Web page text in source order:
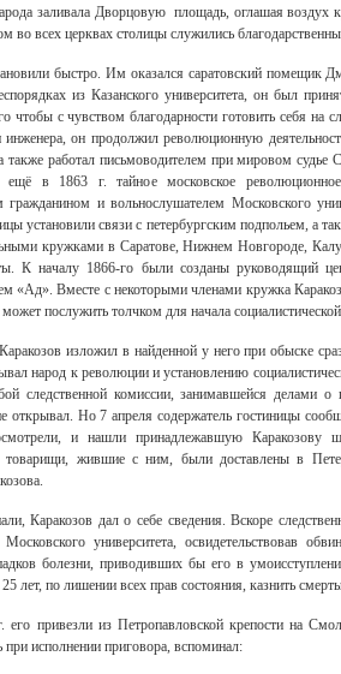
заливала Дворцовую площадь, оглашая воздух
во всех церквах столицы служились
быстро. Им оказался саратовский помещик
из Казанского университета, он был
с чувством благодарности готовить себя на
инженера, он продолжил революционную
работал письмоводителем при мировом судье
ещё в 1863 г. тайное московское
гражданином и вольнослушателем Московского
установили связи с петербургским подпольем, а
кружками в Саратове, Нижнем Новгороде,
К началу 1866-го были созданы руководящий
«Ад». Вместе с некоторыми членами кружка
послужить толчком для начала
изложил в найденной у него при обыске
народ к революции и установлению
следственной комиссии, занимавшейся делами о
открывал. Но 7 апреля содержатель гостиницы
и нашли принадлежавшую Каракозову
жившие с ним, были доставлены в
Каракозов дал о себе сведения. Вскоре
университета, освидетельствовав
болезни, приводивших бы его в
лет, по лишении всех прав состояния, казнить
привезли из Петропавловской крепости на
при исполнении приговора, вспоминал: